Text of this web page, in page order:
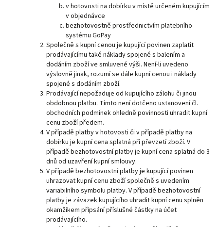
v hotovosti na dobírku v místě určeném kupujícím
v objednávce
bezhotovostně prostřednictvím platebního
systému GoPay
Společně s kupní cenou je kupující povinen zaplatit
prodávajícímu také náklady spojené s balením a
dodáním zboží ve smluvené výši. Není-li uvedeno
výslovně jinak, rozumí se dále kupní cenou i náklady
spojené s dodáním zboží.
Prodávající nepožaduje od kupujícího zálohu či jinou
obdobnou platbu. Tímto není dotčeno ustanovení čl.
obchodních podmínek ohledně povinnosti uhradit kupní
cenu zboží předem.
V případě platby v hotovosti či v případě platby na
dobírku je kupní cena splatná při převzetí zboží. V
případě bezhotovostní platby je kupní cena splatná do 3
dnů od uzavření kupní smlouvy.
V případě bezhotovostní platby je kupující povinen
uhrazovat kupní cenu zboží společně s uvedením
variabilního symbolu platby. V případě bezhotovostní
platby je závazek kupujícího uhradit kupní cenu splněn
okamžikem připsání příslušné částky na účet
prodávajícího.